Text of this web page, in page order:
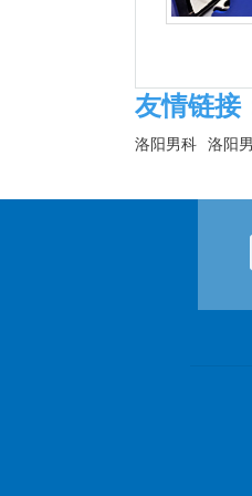
友情链接
洛阳男科 洛阳